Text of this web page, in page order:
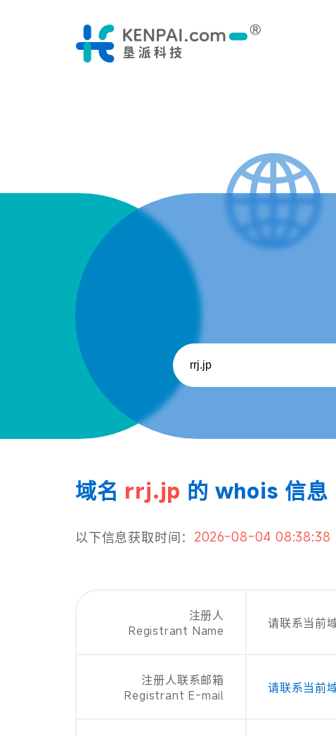
域名 rrj.jp 的 whois 信息
以下信息获取时间： 2026-08-04 08:38:38
注册人
Registrant Name
请联系当前
注册人联系邮箱
Registrant E-mail
请联系当前